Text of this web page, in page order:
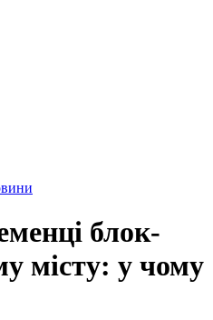
блок-
місту: у чому